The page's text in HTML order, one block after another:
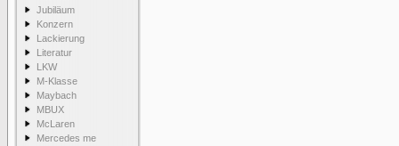
Jubiläum
Konzern
Lackierung
Literatur
LKW
M-Klasse
Maybach
MBUX
McLaren
Mercedes me